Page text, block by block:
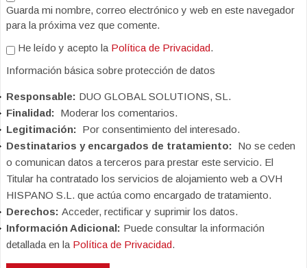
Guarda mi nombre, correo electrónico y web en este navegador
para la próxima vez que comente.
He leído y acepto la Política de Privacidad.
Información básica sobre protección de datos
Responsable: DUO GLOBAL SOLUTIONS, SL.
Finalidad: Moderar los comentarios.
Legitimación: Por consentimiento del interesado.
Destinatarios y encargados de tratamiento: No se ceden
o comunican datos a terceros para prestar este servicio. El
Titular ha contratado los servicios de alojamiento web a OVH
HISPANO S.L. que actúa como encargado de tratamiento.
Derechos: Acceder, rectificar y suprimir los datos.
Información Adicional: Puede consultar la información
detallada en la Política de Privacidad.